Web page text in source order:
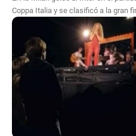
Coppa Italia y se clasificó a la gran